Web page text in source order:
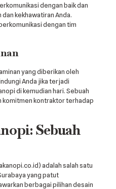
dengan baik dan
kekhawatiran Anda.
dengan tim
yang diberikan oleh
Anda jika terjadi
di kemudian hari. Sebuah
komitmen kontraktor terhadap
Sebuah
adalah salah satu
yang patut
berbagai pilihan desain